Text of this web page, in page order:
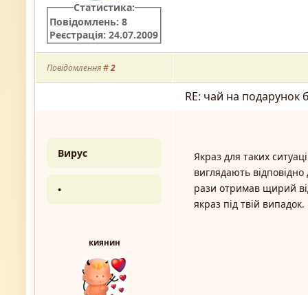
Статистика:
Повідомлень: 8
Реєстрація: 24.07.2009
Повідомлення#2
RE: чай на подарунок
Вирус
•
киянин
Якраз для таких
виглядають
рази отримав щирий
якраз під твій випадок.